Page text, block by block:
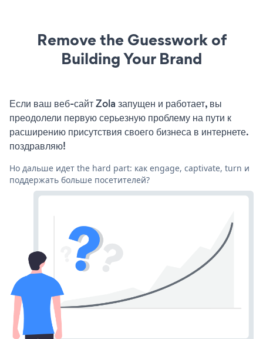
Remove the Guesswork of
Building Your Brand
Если ваш веб-сайт Zola запущен и работает, вы
преодолели первую серьезную проблему на пути к
расширению присутствия своего бизнеса в интернете.
поздравляю!
Но дальше идет the hard part: как engage, captivate, turn и
поддержать больше посетителей?